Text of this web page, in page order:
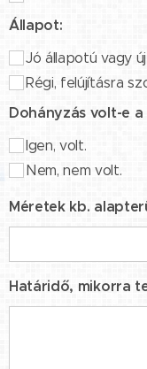
Állapot:
Jó állapotú vagy
Régi, felújításra
Dohányzás volt-e a
Igen, volt.
Nem, nem volt.
Méretek kb.
Határidő, mikorra